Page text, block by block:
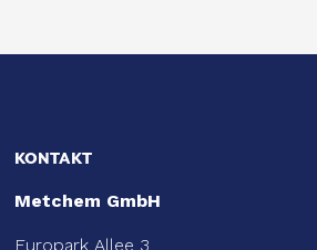
KONTAKT
Metchem GmbH
Europark Allee 3